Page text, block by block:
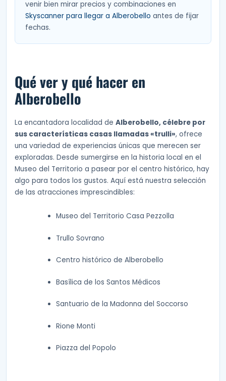
venir bien mirar precios y combinaciones en
Skyscanner para llegar a Alberobello antes de fijar
fechas.
Qué ver y qué hacer en
Alberobello
La encantadora localidad de Alberobello, célebre por
sus características casas llamadas «trulli», ofrece
una variedad de experiencias únicas que merecen ser
exploradas. Desde sumergirse en la historia local en el
Museo del Territorio a pasear por el centro histórico, hay
algo para todos los gustos. Aquí está nuestra selección
de las atracciones imprescindibles:
Museo del Territorio Casa Pezzolla
Trullo Sovrano
Centro histórico de Alberobello
Basílica de los Santos Médicos
Santuario de la Madonna del Soccorso
Rione Monti
Piazza del Popolo